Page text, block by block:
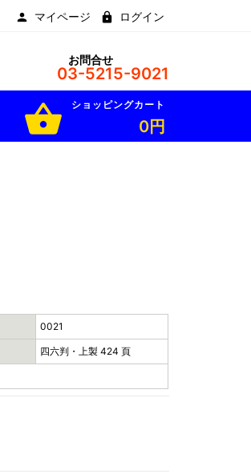
マイページ ログイン
お問合せ
03-5215-9021
shopping_basket ショッピングカート
0円
0021
四六判・上製 424 頁